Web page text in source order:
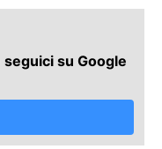
seguici su Google